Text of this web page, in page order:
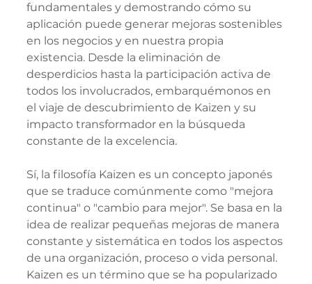
fundamentales y demostrando cómo su
aplicación puede generar mejoras sostenibles
en los negocios y en nuestra propia
existencia. Desde la eliminación de
desperdicios hasta la participación activa de
todos los involucrados, embarquémonos en
el viaje de descubrimiento de Kaizen y su
impacto transformador en la búsqueda
constante de la excelencia.
Sí, la filosofía Kaizen es un concepto japonés
que se traduce comúnmente como "mejora
continua" o "cambio para mejor". Se basa en la
idea de realizar pequeñas mejoras de manera
constante y sistemática en todos los aspectos
de una organización, proceso o vida personal.
Kaizen es un término que se ha popularizado